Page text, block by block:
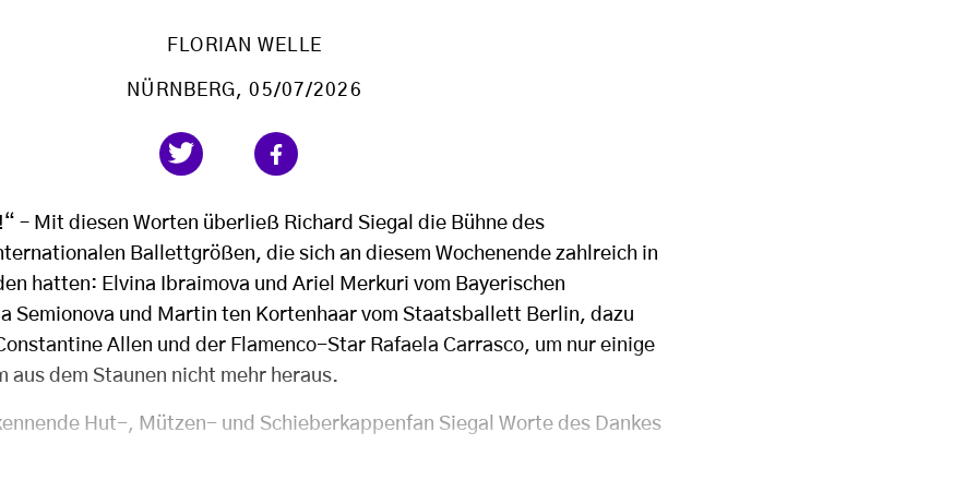
FLORIAN WELLE
NÜRNBERG, 05/07/2026
– Mit diesen Worten überließ Richard Siegal die Bühne des
Ballettgrößen, die sich an diesem Wochenende zahlreich in
hatten: Elvina Ibraimova und Ariel Merkuri vom Bayerischen
Semionova und Martin ten Kortenhaar vom Staatsballett Berlin, dazu
Allen und der Flamenco-Star Rafaela Carrasco, um nur einige
aus dem Staunen nicht mehr heraus.
Hut-, Mützen- und Schieberkappenfan Siegal Worte des Dankes